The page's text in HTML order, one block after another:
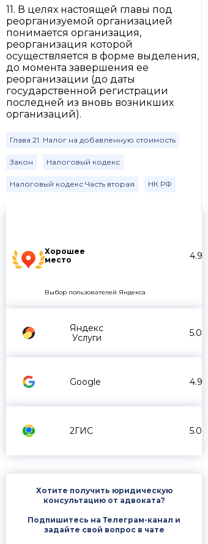
Хорошее
место
4.9
Выбор пользователей Яндекса
Яндекс
Услуги
5.0
Google 4.9
2ГИС 5.0
Хотите получить юридическую
консультацию от адвоката?
Подпишитесь на Телеграм-канал и
задайте свой вопрос в чате
11. В целях настоящей главы под
реорганизуемой организацией
понимается организация,
реорганизация которой
осуществляется в форме выделения,
до момента завершения ее
реорганизации (до даты
государственной регистрации
последней из вновь возникших
организаций).
Глава 21. Налог на добавленную стоимость
Закон Налоговый кодекс
Налоговый кодекс Часть вторая НК РФ